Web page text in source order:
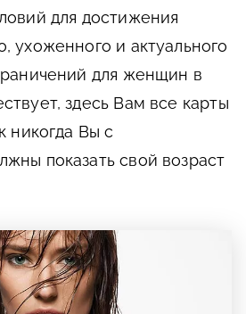
для достижения
ухоженного и актуального
для женщин в
здесь Вам все карты
никогда Вы с
показать свой возраст